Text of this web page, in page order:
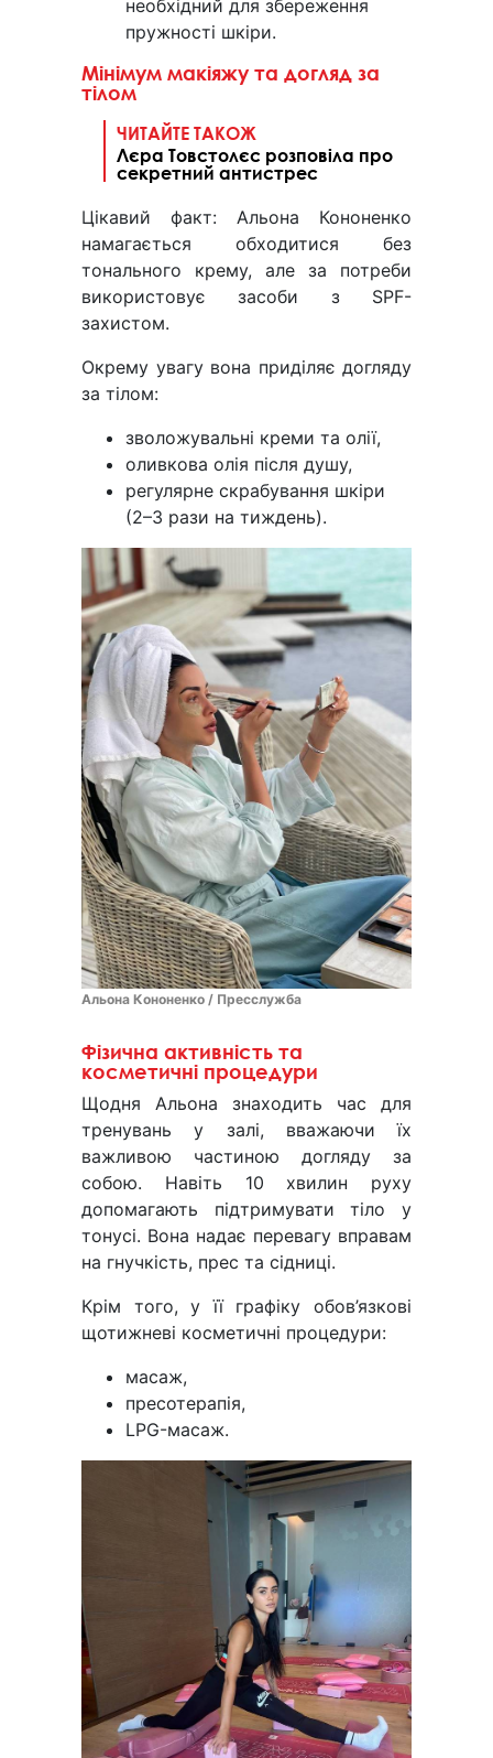
необхідний для збереження
пружності шкіри.
Мінімум макіяжу та догляд за
тілом
ЧИТАЙТЕ ТАКОЖ
Лєра Товстолєс розповіла про
секретний антистрес
Цікавий факт: Альона Кононенко
намагається обходитися без
тонального крему, але за потреби
використовує засоби з SPF-
захистом.
Окрему увагу вона приділяє догляду
за тілом:
зволожувальні креми та олії,
оливкова олія після душу,
регулярне скрабування шкіри
(2–3 рази на тиждень).
Альона Кононенко / Пресслужба
Фізична активність та
косметичні процедури
Щодня Альона знаходить час для
тренувань у залі, вважаючи їх
важливою частиною догляду за
собою. Навіть 10 хвилин руху
допомагають підтримувати тіло у
тонусі. Вона надає перевагу вправам
на гнучкість, прес та сідниці.
Крім того, у її графіку обов’язкові
щотижневі косметичні процедури:
масаж,
пресотерапія,
LPG-масаж.